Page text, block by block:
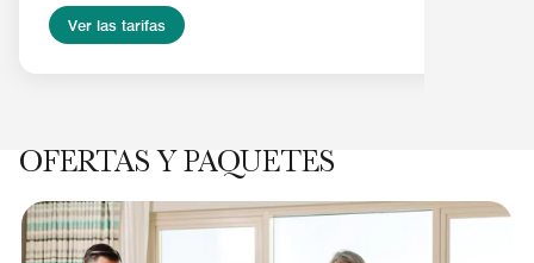
Ver las tarifas
OFERTAS Y PAQUETES